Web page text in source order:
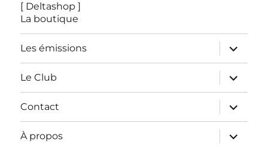
[ Deltashop ]
La boutique
Les émissions
ouvrir
le
sous-
menu
Le Club
ouvrir
le
sous-
menu
Contact
ouvrir
le
sous-
menu
À propos
ouvrir
le